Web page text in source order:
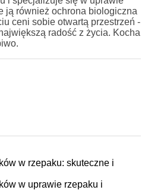
ją również ochrona biologiczna
ceni sobie otwartą przestrzeń -
radość z życia. Kocha
w rzepaku: skuteczne i
w uprawie rzepaku i